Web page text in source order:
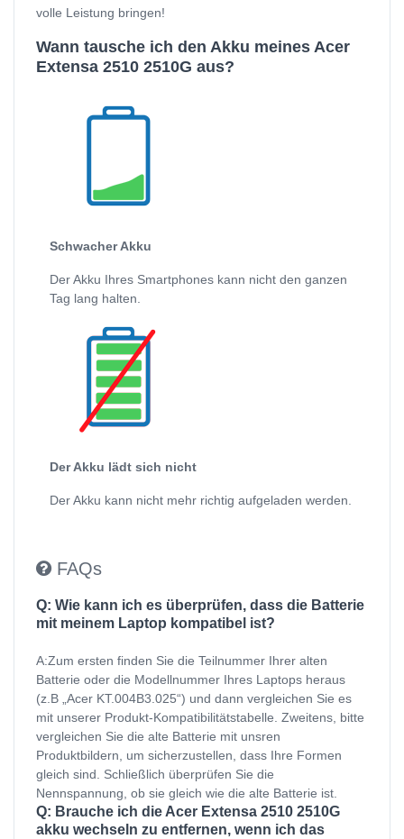
volle Leistung bringen!
Wann tausche ich den Akku meines Acer
Extensa 2510 2510G aus?
Schwacher Akku
Der Akku Ihres Smartphones kann nicht den ganzen
Tag lang halten.
Der Akku lädt sich nicht
Der Akku kann nicht mehr richtig aufgeladen werden.
FAQs
Q: Wie kann ich es überprüfen, dass die Batterie
mit meinem Laptop kompatibel ist?
A:Zum ersten finden Sie die Teilnummer Ihrer alten
Batterie oder die Modellnummer Ihres Laptops heraus
(z.B „Acer KT.004B3.025“) und dann vergleichen Sie es
mit unserer Produkt-Kompatibilitätstabelle. Zweitens, bitte
vergleichen Sie die alte Batterie mit unsren
Produktbildern, um sicherzustellen, dass Ihre Formen
gleich sind. Schließlich überprüfen Sie die
Nennspannung, ob sie gleich wie die alte Batterie ist.
Q: Brauche ich die Acer Extensa 2510 2510G
akku wechseln zu entfernen, wenn ich das